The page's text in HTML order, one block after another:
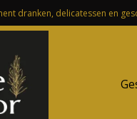
dranken, delicatessen en